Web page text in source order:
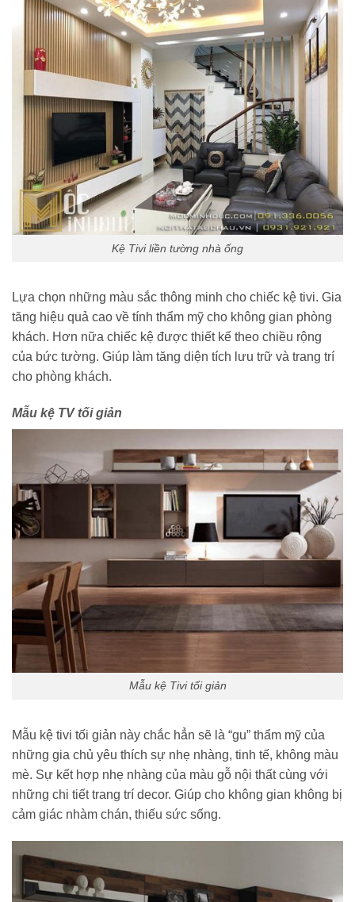
Kệ Tivi liền tường nhà ống
Lựa chọn những màu sắc thông minh cho chiếc kệ tivi. Gia
tăng hiệu quả cao về tính thẩm mỹ cho không gian phòng
khách. Hơn nữa chiếc kệ được thiết kế theo chiều rộng
của bức tường. Giúp làm tăng diện tích lưu trữ và trang trí
cho phòng khách.
Mẫu kệ TV tối giản
Mẫu kệ Tivi tối giản
Mẫu kệ tivi tối giản này chắc hẳn sẽ là “gu” thẩm mỹ của
những gia chủ yêu thích sự nhẹ nhàng, tinh tế, không màu
mè. Sự kết hợp nhẹ nhàng của màu gỗ nội thất cùng với
những chi tiết trang trí decor. Giúp cho không gian không bị
cảm giác nhàm chán, thiếu sức sống.